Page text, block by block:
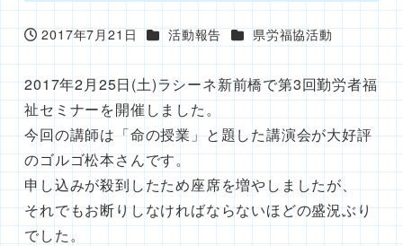
投稿日
2017年7月21日 カテゴリー
活動報告 カテゴリー
県労福協活動
2017年2月25日(土)ラシーネ新前橋で第3回勤労者福
祉セミナーを開催しました。
今回の講師は「命の授業」と題した講演会が大好評
のゴルゴ松本さんです。
申し込みが殺到したため座席を増やしましたが、
それでもお断りしなければならないほどの盛況ぶり
でした。